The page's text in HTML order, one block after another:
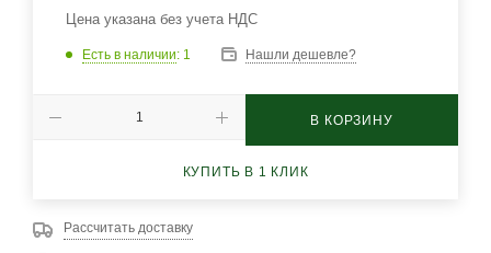
Цена указана без учета НДС
Есть в наличии: 1 Нашли дешевле?
В КОРЗИНУ
КУПИТЬ В 1 КЛИК
Рассчитать доставку